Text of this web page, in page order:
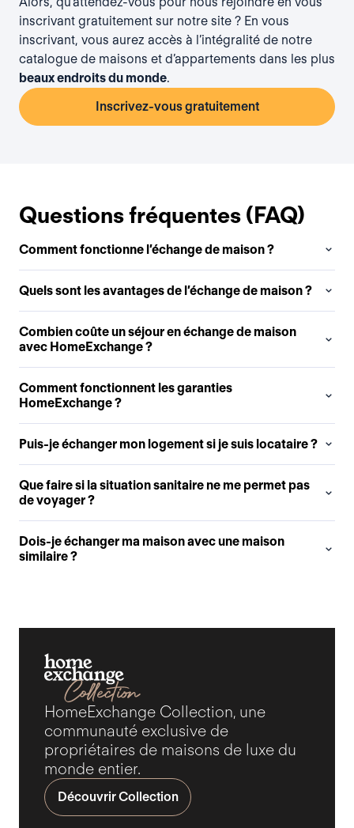
inscrivant gratuitement sur notre site ? En vous
inscrivant, vous aurez accès à l’intégralité de notre
catalogue de maisons et d’appartements dans les plus
beaux endroits du monde.
Inscrivez-vous gratuitement
Questions fréquentes (FAQ)
Comment fonctionne l’échange de maison ?
Quels sont les avantages de l’échange de maison ?
Combien coûte un séjour en échange de maison
avec HomeExchange ?
Comment fonctionnent les garanties
HomeExchange ?
Puis-je échanger mon logement si je suis locataire ?
Que faire si la situation sanitaire ne me permet pas
de voyager ?
Dois-je échanger ma maison avec une maison
similaire ?
HomeExchange Collection, une
communauté exclusive de
propriétaires de maisons de luxe du
monde entier.
Découvrir Collection